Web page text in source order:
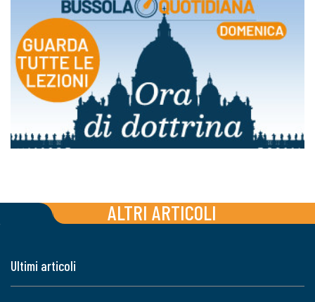
ALTRI ARTICOLI
Ultimi articoli